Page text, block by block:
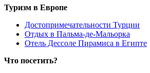
Туризм в Европе
Достопримечательности Турции
Отдых в Пальма-де-Мальорка
Отель Дессоле Пирамиса в Египте
Что посетить?